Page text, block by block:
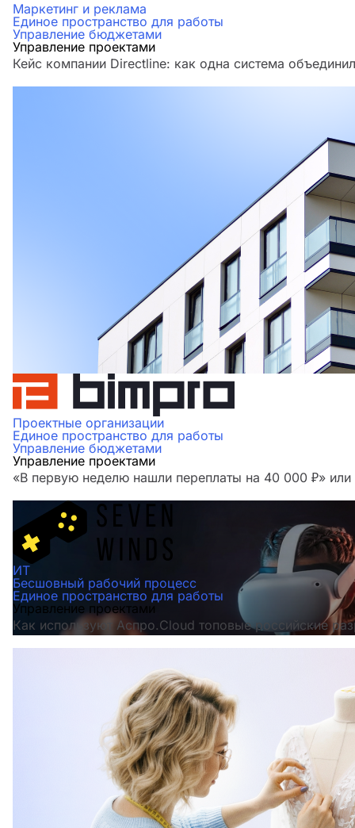
Маркетинг и реклама
Единое пространство для работы
Управление бюджетами
Управление проектами
Кейс компании Directline: как одна система
Проектные организации
Единое пространство для работы
Управление бюджетами
Управление проектами
«В первую неделю нашли переплаты на 40 000 ₽»
ИТ
Бесшовный рабочий процесс
Единое пространство для работы
Управление проектами
Как используют Аспро.Cloud топовые российские